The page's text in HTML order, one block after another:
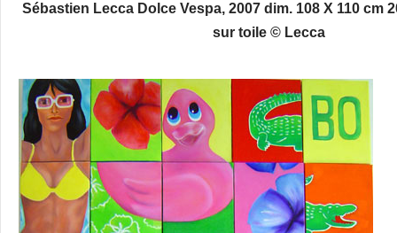
Sébastien Lecca Dolce Vespa, 2007 dim. 108 X 110 cm
sur toile © Lecca